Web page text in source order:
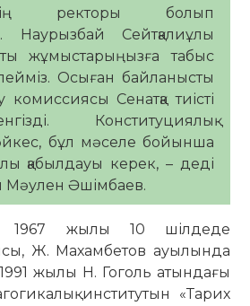
ректоры болып
Наурызбай Сейтқалиұлы
жұмыстарыңызға табыс
Осыған байланысты
комиссиясы Сенатқа тиісті
Конституциялық
бұл мәселе бойынша
қабылдауы керек, – деді
Мәулен Әшімбаев.
1967 жылы 10 шілдеде
Ж. Махамбетов ауылында
жылы Н. Гоголь атындағы
институтын «Тарих